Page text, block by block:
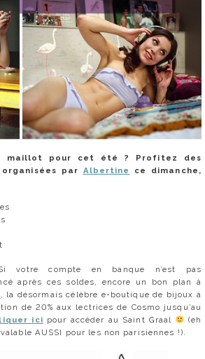
maillot pour cet été ? Profitez des
par Albertine
ce dimanche,
votre compte en banque n’est pas
après ces soldes, encore un bon plan à
, la désormais célèbre e-boutique de bijoux à
de 20% aux lectrices de Cosmo jusqu’au
ici pour accéder au Saint Graal
(eh
AUSSI pour les non parisiennes !).